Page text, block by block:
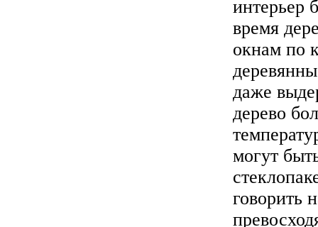
интерьер
время
окнам по
даже
дерево
могут
говорить